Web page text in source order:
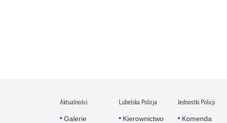
Aktualności
Galerie
Lubelska Policja
Kierownictwo
Jednostki Policji
Komenda